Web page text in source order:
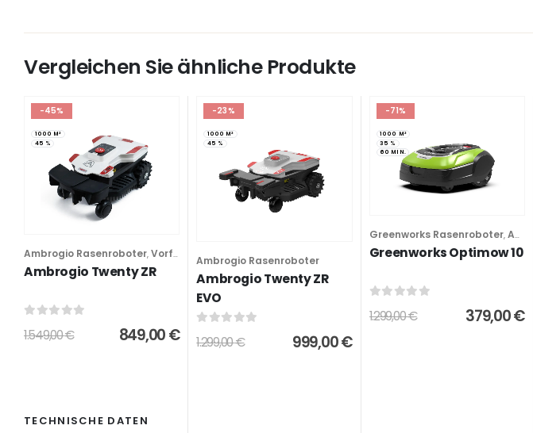
Vergleichen Sie ähnliche Produkte
1000 M²
45 %
-45%
Ambrogio Rasenroboter,Vorführgeräte
Ambrogio Twenty ZR
1.549,00€ 849,00€
1000 M²
45 %
-23%
Ambrogio Rasenroboter
Ambrogio Twenty ZR
EVO
1.299,00€ 999,00€
1000 M²
35 %
60 MIN.
-71%
Greenworks Rasenroboter, Abverkauf
Greenworks Optimow 10
1.299,00€ 379,00€
TECHNISCHE DATEN